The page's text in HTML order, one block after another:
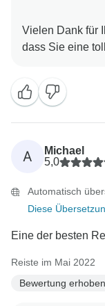
Vielen Dank für
A
Michael
5,0
Automatisch
Diese
Eine der besten
Reiste im Mai 2022
Bewertung